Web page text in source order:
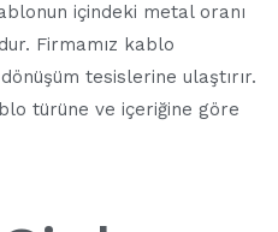
içindeki metal oranı
Firmamız kablo
tesislerine ulaştırır.
türüne ve içeriğine göre